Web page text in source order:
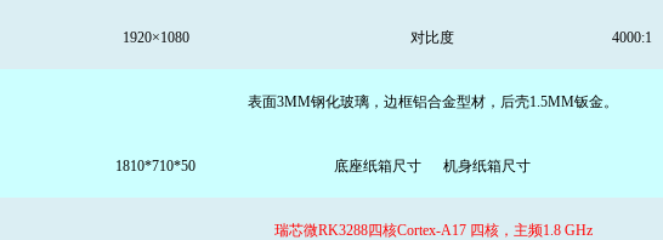
1920×1080 对比度 4000:1
表面3MM钢化玻璃，边框铝合金型材，后壳1.5MM钣金。
1810*710*50 底座纸箱尺寸机身纸箱尺寸
瑞芯微RK3288四核Cortex-A17 四核，主频1.8GHz